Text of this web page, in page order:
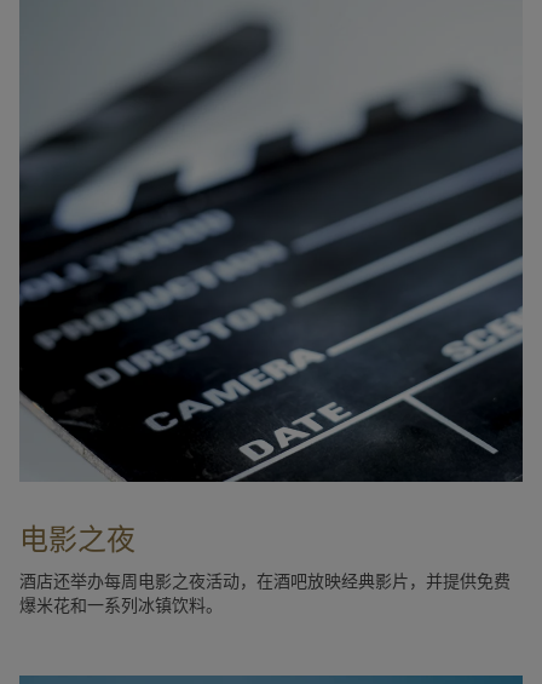
电影之夜
酒店还举办每周电影之夜活动，在酒吧放映经典影片，并提供免费
爆米花和一系列冰镇饮料。